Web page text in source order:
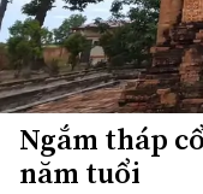
Ngắm tháp
năm tuổi